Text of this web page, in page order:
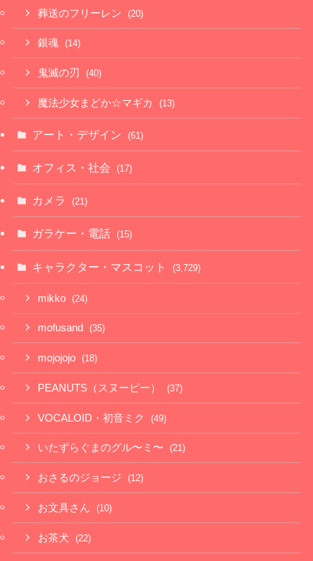
葬送のフリーレン (20)
銀魂 (14)
鬼滅の刃 (40)
魔法少女まどか☆マギカ (13)
アート・デザイン (61)
オフィス・社会 (17)
カメラ (21)
ガラケー・電話 (15)
キャラクター・マスコット (3,729)
mikko (24)
mofusand (35)
mojojojo (18)
PEANUTS（スヌーピー） (37)
VOCALOID・初音ミク (49)
いたずらぐまのグル〜ミ〜 (21)
おさるのジョージ (12)
お文具さん (10)
お茶犬 (22)